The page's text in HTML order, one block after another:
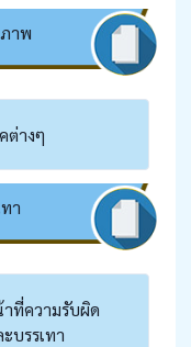
าพ
ต่างๆ
า
าที่ความรับผิด
บรรเทา